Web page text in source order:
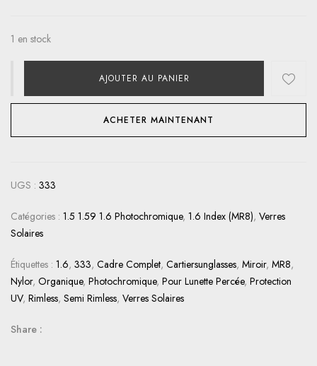
1 en stock
AJOUTER AU PANIER
ACHETER MAINTENANT
UGS : 333
Catégories : 1.5 1.59 1.6 Photochromique, 1.6 Index (MR8), Verres
Solaires
Étiquettes : 1.6, 333, Cadre Complet, Cartiersunglasses, Miroir, MR8,
Nylor, Organique, Photochromique, Pour Lunette Percée, Protection
UV, Rimless, Semi Rimless, Verres Solaires
Share :